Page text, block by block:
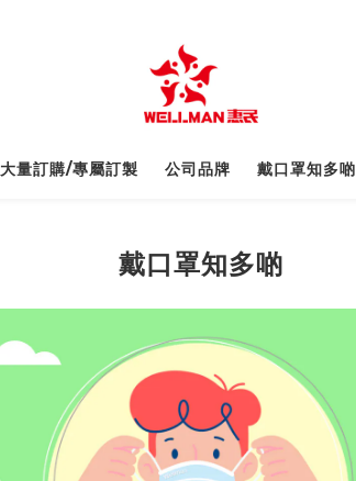
大量訂購/專屬訂製 公司品牌‎ 戴口罩知多啲
戴口罩知多啲